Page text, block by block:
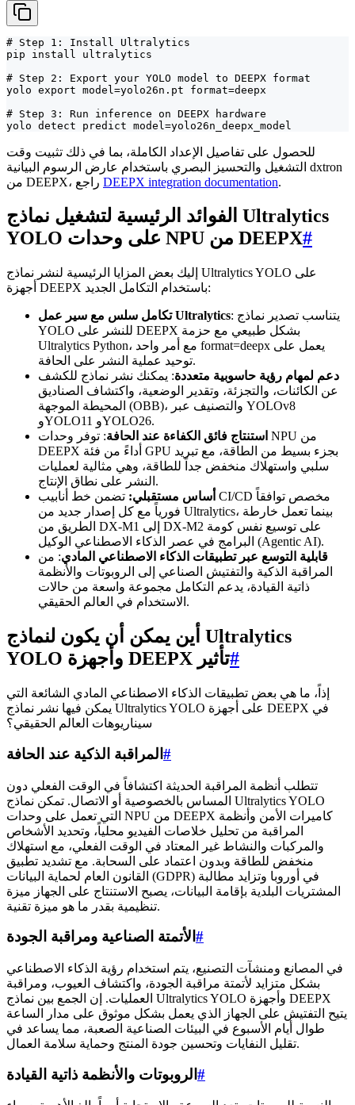
# Step 1: Install Ultralytics
pip install ultralytics
# Step 2: Export your YOLO model to DEEPX format
yolo export model=yolo26n.pt format=deepx
# Step 3: Run inference on DEEPX hardware
yolo detect predict model=yolo26n_deepx_model
للحصول على تفاصيل الإعداد الكاملة، بما في ذلك تثبيت وقت
التشغيل والتحسيز البصري باستخدام عارض الرسوم البيانية dxtron
DEEPX integration documentation.
الفوائد الرئيسية لتشغيل نماذج Ultralytics
YOLO على وحدات NPU من DEEPX#
إليك بعض المزايا الرئيسية لنشر نماذج Ultralytics YOLO على
أجهزة DEEPX باستخدام التكامل الجديد:
تكامل سلس مع سير عمل Ultralytics: يتناسب تصدير نماذج
YOLO للنشر على DEEPX بشكل طبيعي مع حزمة
Ultralytics Python، مع أمر واحد format=deepx يعمل على
توحيد عملية النشر على الحافة.
دعم لمهام رؤية حاسوبية متعددة: يمكنك نشر نماذج للكشف
عن الكائنات، والتجزئة، وتقدير الوضعية، واكتشاف الصناديق
المحيطة الموجهة (OBB)، والتصنيف عبر YOLOv8
وYOLO11 وYOLO26.
استنتاج فائق الكفاءة عند الحافة: توفر وحدات NPU من
DEEPX أداءً من فئة GPU بجزء بسيط من الطاقة، مع تبريد
سلبي واستهلاك منخفض جداً للطاقة، وهي مثالية لعمليات
النشر على نطاق الإنتاج.
أساس مستقبلي: تضمن خط أنابيب CI/CD مخصص توافقاً
فورياً مع كل إصدار جديد من Ultralytics، بينما تعمل خارطة
الطريق من DX-M1 إلى DX-M2 على توسيع نفس كومة
البرامج في عصر الذكاء الاصطناعي الوكيل (Agentic AI).
قابلية التوسع عبر تطبيقات الذكاء الاصطناعي المادي: من
المراقبة الذكية والتفتيش الصناعي إلى الروبوتات والأنظمة
ذاتية القيادة، يدعم التكامل مجموعة واسعة من حالات
الاستخدام في العالم الحقيقي.
أين يمكن أن يكون لنماذج Ultralytics
YOLO وأجهزة DEEPX تأثير#
إذاً، ما هي بعض تطبيقات الذكاء الاصطناعي المادي الشائعة التي
يمكن فيها نشر نماذج Ultralytics YOLO على أجهزة DEEPX في
سيناريوهات العالم الحقيقي؟
المراقبة الذكية عند الحافة #
تتطلب أنظمة المراقبة الحديثة اكتشافاً في الوقت الفعلي دون
المساس بالخصوصية أو الاتصال. تمكن نماذج Ultralytics YOLO
التي تعمل على وحدات NPU من DEEPX كاميرات الأمن وأنظمة
المراقبة من تحليل خلاصات الفيديو محلياً، وتحديد الأشخاص
والمركبات والنشاط غير المعتاد في الوقت الفعلي، مع استهلاك
منخفض للطاقة وبدون اعتماد على السحابة. مع تشديد تطبيق
القانون العام لحماية البيانات (GDPR) في أوروبا وتزايد مطالبة
المشتريات البلدية بإقامة البيانات، يصبح الاستنتاج على الجهاز ميزة
تنظيمية بقدر ما هو ميزة تقنية.
الأتمتة الصناعية ومراقبة الجودة #
في المصانع ومنشآت التصنيع، يتم استخدام رؤية الذكاء الاصطناعي
بشكل متزايد لأتمتة مراقبة الجودة، واكتشاف العيوب، ومراقبة
العمليات. إن الجمع بين نماذج Ultralytics YOLO وأجهزة DEEPX
يتيح التفتيش على الجهاز الذي يعمل بشكل موثوق على مدار الساعة
طوال أيام الأسبوع في البيئات الصناعية الصعبة، مما يساعد في
تقليل النفايات وتحسين جودة المنتج وحماية سلامة العمال.
الروبوتات والأنظمة ذاتية القيادة #